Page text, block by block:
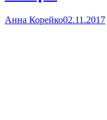
Анна Корейко02.11.2017